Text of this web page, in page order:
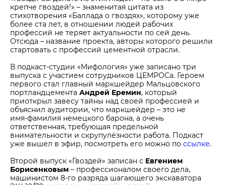
крепче гвоздей!» – знаменитая цитата из
стихотворения «Баллада о гвоздях», которому уже
более ста лет, в отношении людей рабочих
профессий не теряет актуальности по сей день.
Отсюда – название проекта, авторы которого решили
стартовать с профессий цементной отрасли.
В подкаст‑студии «Мифология» уже записано три
выпуска с участием сотрудников ЦЕМРОСа. Героем
первого стал главный маркшейдер Мальцовского
портландцемента Андрей Еремин, который
приоткрыл завесу тайны над своей профессией и
объяснил аудитории, что маркшейдер – это не
имя‑фамилия немецкого барона, а очень
ответственная, требующая предельной
внимательности и скрупулёзности работа. Подкаст
уже вышел в эфир, посмотреть его можно по ссылке.
Второй выпуск «Гвоздей» записан с Евгением
Борисенковым – профессионалом своего дела,
машинистом 8‑го разряда шагающего экскаватора